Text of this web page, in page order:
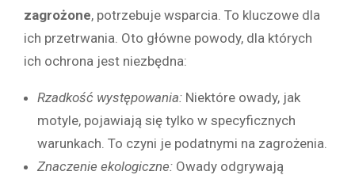
zagrożone, potrzebuje wsparcia. To kluczowe dla
ich przetrwania. Oto główne powody, dla których
ich ochrona jest niezbędna:
Rzadkość występowania: Niektóre owady, jak
motyle, pojawiają się tylko w specyficznych
warunkach. To czyni je podatnymi na zagrożenia.
Znaczenie ekologiczne: Owady odgrywają